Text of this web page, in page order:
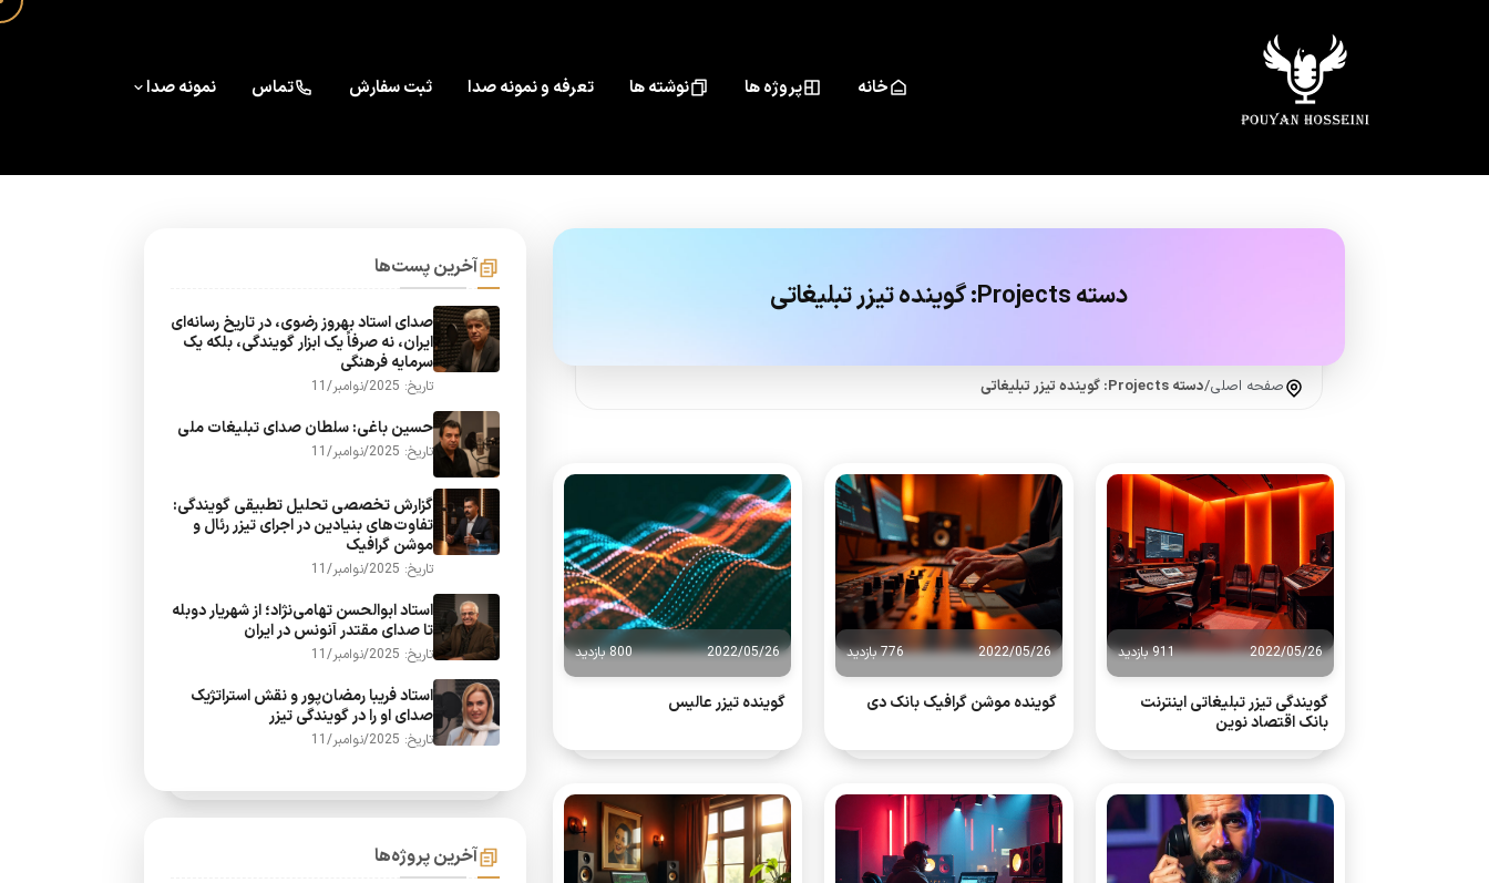
خانه پروژه ها نوشته ها تعرفه و نمونه صدا ثبت سفارش تماس نمونه صدا
دسته Projects: گوینده تیزر تبلیغاتی
صفحه اصلی/دسته Projects: گوینده تیزر تبلیغاتی
2022/05/26 911 بازدید
گویندگی تیزر تبلیغاتی اینترنت
بانک اقتصاد نوین
2022/05/26 776 بازدید
گوینده موشن گرافیک بانک دی
2022/05/26 800 بازدید
گوینده تیزر عالیس
آخرین پست‌ها
صدای استاد بهروز رضوی، در تاریخ رسانه‌ای
ایران، نه صرفاً یک ابزار گویندگی، بلکه یک
سرمایه فرهنگی
تاریخ: 2025/نوامبر/11
حسین باغی: سلطان صدای تبلیغات ملی
تاریخ: 2025/نوامبر/11
گزارش تخصصی تحلیل تطبیقی گویندگی:
تفاوت‌های بنیادین در اجرای تیزر رئال و
موشن گرافیک
تاریخ: 2025/نوامبر/11
استاد ابوالحسن تهامی‌نژاد؛ از شهریار دوبله
تا صدای مقتدر آنونس در ایران
تاریخ: 2025/نوامبر/11
استاد فریبا رمضان‌پور و نقش استراتژیک
صدای او را در گویندگی تیزر
تاریخ: 2025/نوامبر/11
آخرین پروژه‌ها